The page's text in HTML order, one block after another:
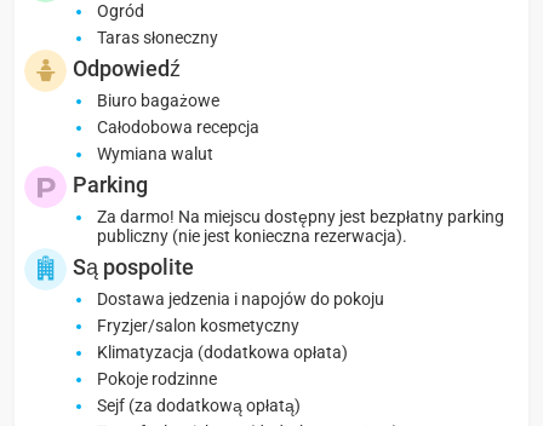
Ogród
Taras słoneczny
Odpowiedź
Biuro bagażowe
Całodobowa recepcja
Wymiana walut
Parking
Za darmo! Na miejscu dostępny jest bezpłatny parking
publiczny (nie jest konieczna rezerwacja).
Są pospolite
Dostawa jedzenia i napojów do pokoju
Fryzjer/salon kosmetyczny
Klimatyzacja (dodatkowa opłata)
Pokoje rodzinne
Sejf (za dodatkową opłatą)